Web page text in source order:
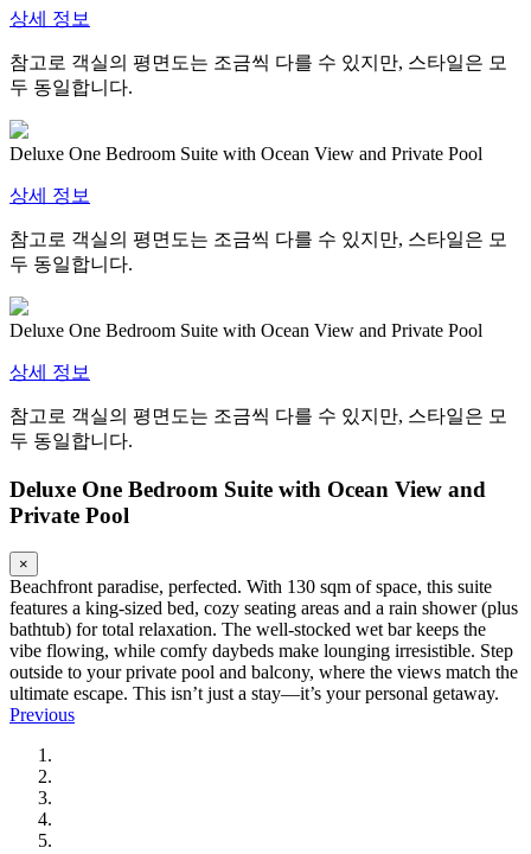
상세 정보
참고로 객실의 평면도는 조금씩 다를 수 있지만, 스타일은 모
두 동일합니다.
Deluxe One Bedroom Suite with Ocean View and Private Pool
상세 정보
참고로 객실의 평면도는 조금씩 다를 수 있지만, 스타일은 모
두 동일합니다.
Deluxe One Bedroom Suite with Ocean View and Private Pool
상세 정보
참고로 객실의 평면도는 조금씩 다를 수 있지만, 스타일은 모
두 동일합니다.
Deluxe One Bedroom Suite with Ocean View and
Private Pool
×
Beachfront paradise, perfected. With 130 sqm of space, this suite
features a king-sized bed, cozy seating areas and a rain shower (plus
bathtub) for total relaxation. The well-stocked wet bar keeps the
vibe flowing, while comfy daybeds make lounging irresistible. Step
outside to your private pool and balcony, where the views match the
ultimate escape. This isn’t just a stay—it’s your personal getaway.
Previous